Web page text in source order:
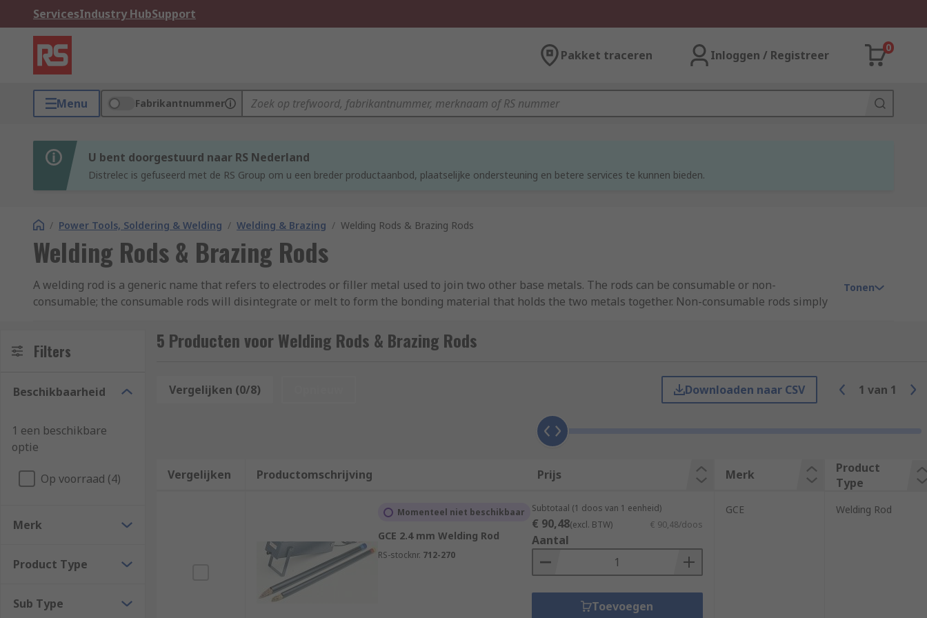
ServicesIndustry HubSupport
Pakket traceren Inloggen / Registreer
0
Menu Fabrikantnummer
U bent doorgestuurd naar RS Nederland
Distrelec is gefuseerd met de RS Group om u een breder productaanbod, plaatselijke ondersteuning en betere services te kunnen bieden.
/ Power Tools, Soldering & Welding / Welding & Brazing / Welding Rods & Brazing Rods
Welding Rods & Brazing Rods
A welding rod is a generic name that refers to electrodes or filler metal used to join two other base metals. The rods can be consumable or non-
consumable; the consumable rods will disintegrate or melt to form the bonding material that holds the two metals together. Non-consumable rods simply
What are brazing rods?
Brazing rods are used in the same process that joins two pieces of base metal, the braze flows across the joint and cools to form a solid bond. Brazing
creates an extremely strong joint, usually stronger than the base metal pieces.
Tonen
Filters
Beschikbaarheid
1 een beschikbare
optie
Op voorraad (4)
Merk
Product Type
Sub Type
5 Producten voor Welding Rods & Brazing Rods
Vergelijken (0/8) Downloaden naar CSV 1 van 1
Vergelijken Productomschrijving Prijs Merk
Product
Type
Momenteel niet beschikbaar
GCE 2.4 mm Welding Rod
RS-stocknr. 712-270
Subtotaal (1 doos van 1 eenheid)
€ 90,48(excl. BTW) € 90,48/doos
Aantal
Toevoegen
GCE Welding Rod